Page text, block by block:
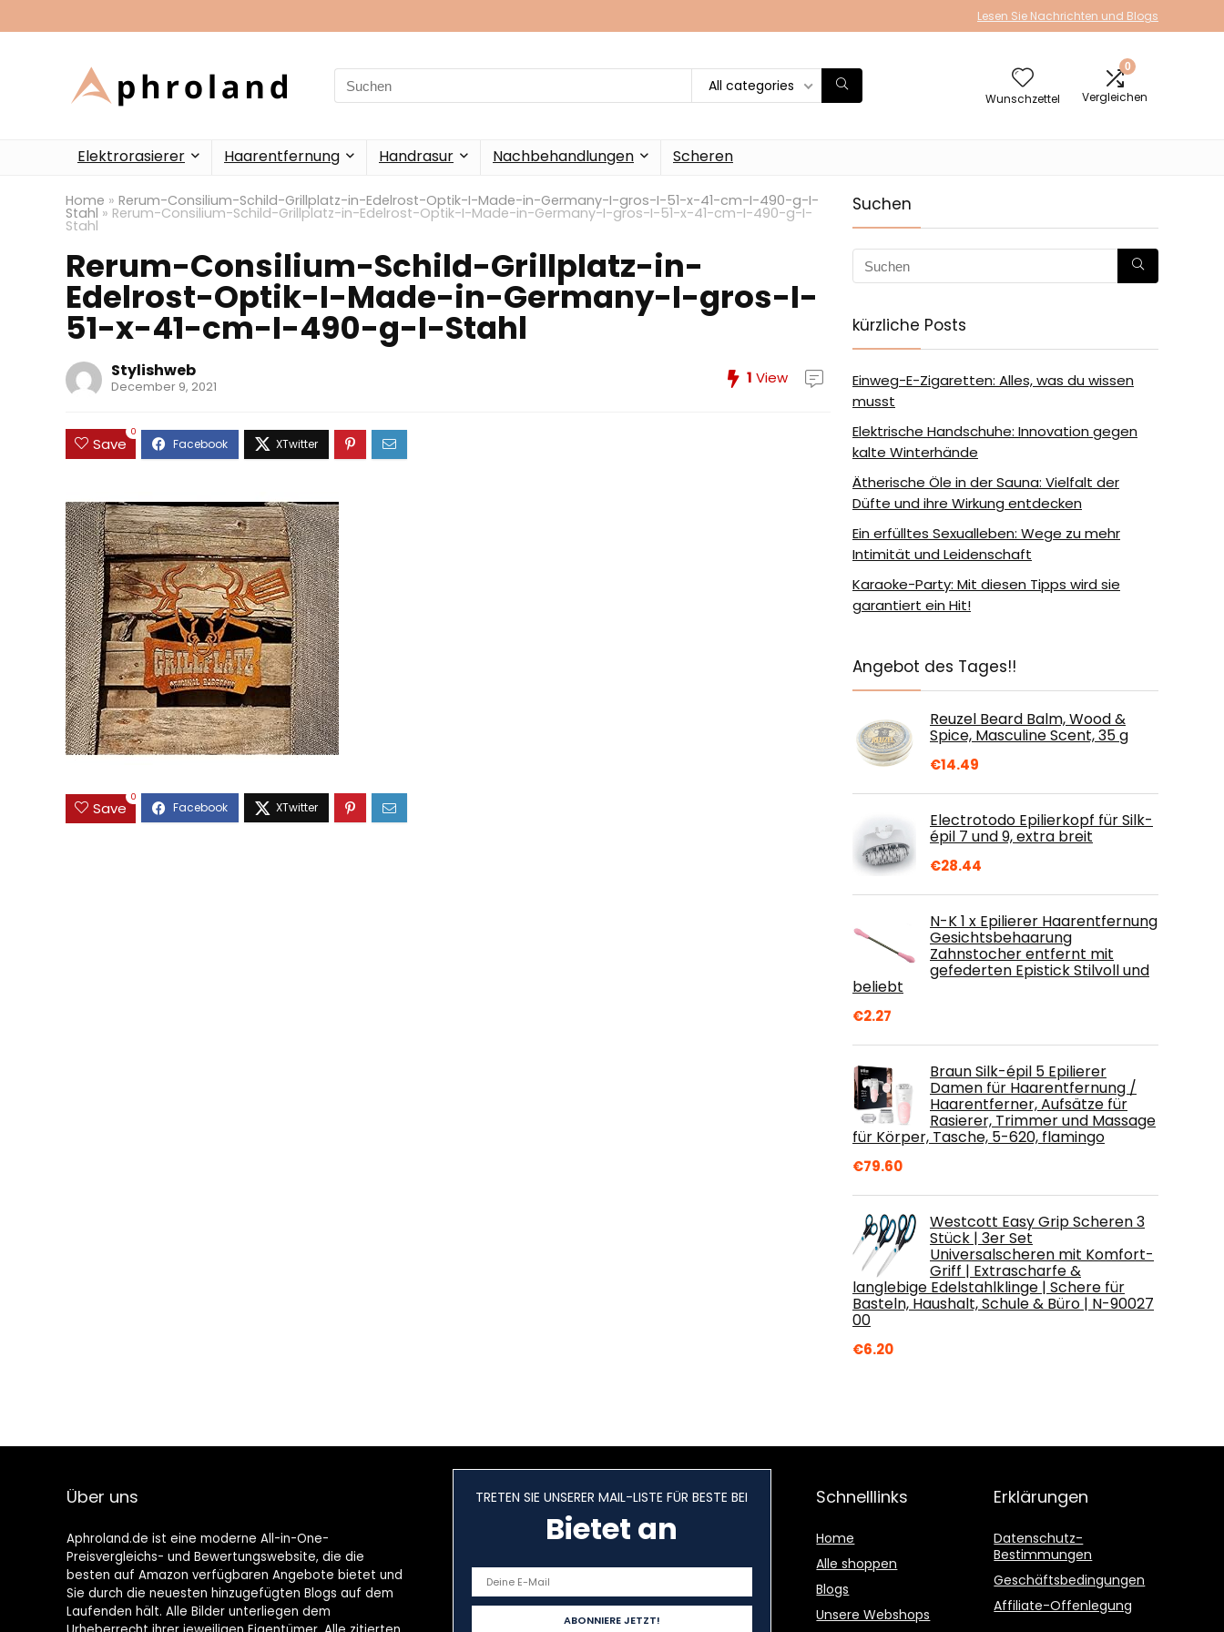
Lesen Sie Nachrichten und Blogs
Search
for:
All categories
Wunschzettel
0
Vergleichen
Elektrorasierer Haarentfernung Handrasur Nachbehandlungen Scheren
Home » Rerum-Consilium-Schild-Grillplatz-in-Edelrost-Optik-I-Made-in-Germany-I-gros-I-51-x-41-cm-I-490-g-I-
Stahl » Rerum-Consilium-Schild-Grillplatz-in-Edelrost-Optik-I-Made-in-Germany-I-gros-I-51-x-41-cm-I-490-g-I-
Stahl
Rerum-Consilium-Schild-Grillplatz-in-
Edelrost-Optik-I-Made-in-Germany-I-gros-I-
51-x-41-cm-I-490-g-I-Stahl
Stylishweb
December 9, 2021 1 View
Save
0
Save
0
Suchen
kürzliche Posts
Einweg-E-Zigaretten: Alles, was du wissen
musst
Elektrische Handschuhe: Innovation gegen
kalte Winterhände
Ätherische Öle in der Sauna: Vielfalt der
Düfte und ihre Wirkung entdecken
Ein erfülltes Sexualleben: Wege zu mehr
Intimität und Leidenschaft
Karaoke-Party: Mit diesen Tipps wird sie
garantiert ein Hit!
Angebot des Tages!!
Reuzel Beard Balm, Wood &
Spice, Masculine Scent, 35 g
€14.49
Electrotodo Epilierkopf für Silk-
épil 7 und 9, extra breit
€28.44
N-K 1 x Epilierer Haarentfernung
Gesichtsbehaarung
Zahnstocher entfernt mit
gefederten Epistick Stilvoll und
beliebt
€2.27
Braun Silk-épil 5 Epilierer
Damen für Haarentfernung /
Haarentferner, Aufsätze für
Rasierer, Trimmer und Massage
für Körper, Tasche, 5-620, flamingo
€79.60
Westcott Easy Grip Scheren 3
Stück | 3er Set
Universalscheren mit Komfort-
Griff | Extrascharfe &
langlebige Edelstahlklinge | Schere für
Basteln, Haushalt, Schule & Büro | N-90027
00
€6.20
Über uns
Aphroland.de ist eine moderne All-in-One-
Preisvergleichs- und Bewertungswebsite, die die
besten auf Amazon verfügbaren Angebote bietet und
Sie durch die neuesten hinzugefügten Blogs auf dem
Laufenden hält. Alle Bilder unterliegen dem
TRETEN SIE UNSERER MAIL-LISTE FÜR BESTE BEI
Bietet an
Schnelllinks
Home
Alle shoppen
Blogs
Unsere Webshops
Erklärungen
Datenschutz-
Bestimmungen
Geschäftsbedingungen
Affiliate-Offenlegung